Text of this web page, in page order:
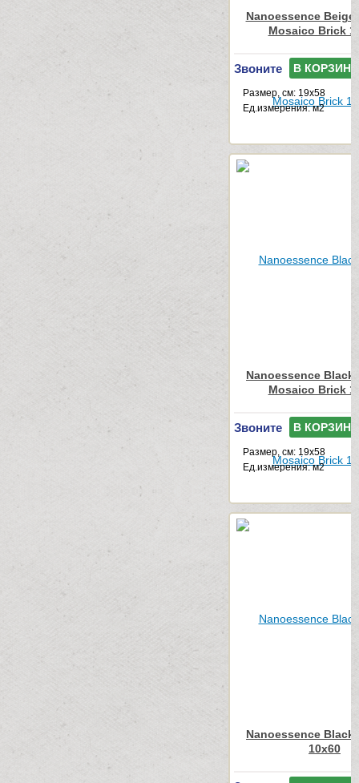
Nanoessence Beige
Mosaico Brick
Звоните В КОРЗИНУ
Размер, см: 19x58
Ед.измерения: м2
Nanoessence Black
Mosaico Brick
Звоните В КОРЗИНУ
Размер, см: 19x58
Ед.измерения: м2
Nanoessence Black
10x60